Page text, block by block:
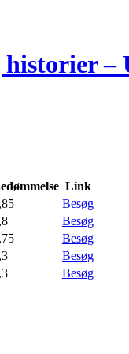
historier –
Link
Besøg
Besøg
Besøg
Besøg
Besøg